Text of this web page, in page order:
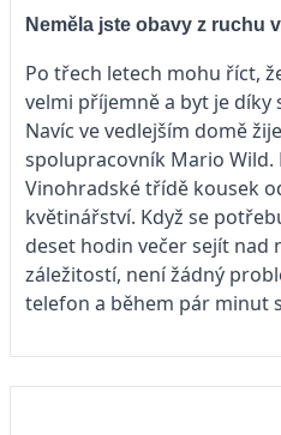
Neměla jste obavy z ruchu
Po třech letech mohu říct,
velmi příjemně a byt je díky
Navíc ve vedlejším domě
spolupracovník Mario Wild.
Vinohradské třídě kousek
květinářství. Když se
deset hodin večer sejít nad
záležitostí, není žádný
telefon a během pár minut